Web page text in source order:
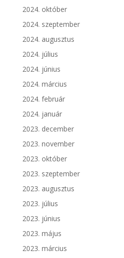
2024. október
2024. szeptember
2024. augusztus
2024. július
2024. június
2024. március
2024. február
2024. január
2023. december
2023. november
2023. október
2023. szeptember
2023. augusztus
2023. július
2023. június
2023. május
2023. március